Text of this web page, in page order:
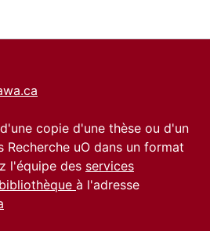
copie d'une thèse ou d'un
Recherche uO dans un format
l'équipe des services
à l'adresse